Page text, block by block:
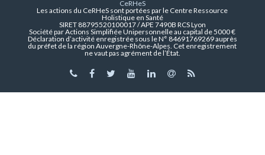
CeRHeS
Les actions du CeRHeS sont portées par le Centre Ressource
Holistique en Santé
SIRET 88795520100017 / APE 7490B RCS Lyon
Société par Actions Simplifiée Unipersonnelle au capital de 5000 €
Déclaration d’activité enregistrée sous le N° 84691769269 auprès
du préfet de la région Auvergne-Rhône-Alpes. Cet enregistrement
ne vaut pas agrément de l’État.